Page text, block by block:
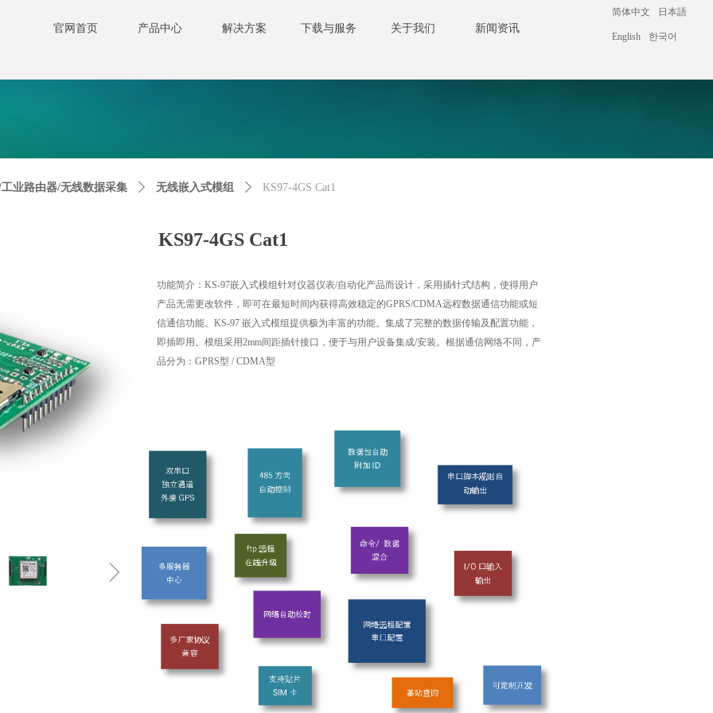
+86 182 2132 2943
官网首页 产品中心 解决方案 下载与服务 关于我们 新闻资讯
简体中文 日本語
English 한국어
业路由器/无线数据采集 ꄲ 无线嵌入式模组 ꄲ KS97-4GS Cat1
ꁇ
KS97-4GS Cat1
功能简介：KS-97嵌入式模组针对仪器仪表/自动化产品而设计，采用插针式结构，使得用户
产品无需更改软件，即可在最短时间内获得高效稳定的GPRS/CDMA远程数据通信功能或短
信通信功能。KS-97 嵌入式模组提供极为丰富的功能。集成了完整的数据传输及配置功能，
即插即用。模组采用2mm间距插针接口，便于与用户设备集成/安装。根据通信网络不同，产
品分为：GPRS型 / CDMA型
到对象的实例。
到对象的实例。